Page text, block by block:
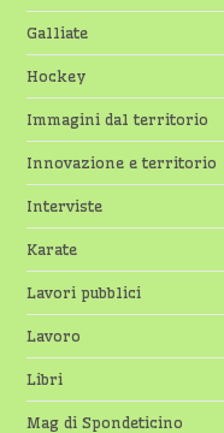
Galliate
Hockey
Immagini dal territorio
Innovazione e territorio
Interviste
Karate
Lavori pubblici
Lavoro
Libri
Mag di Spondeticino